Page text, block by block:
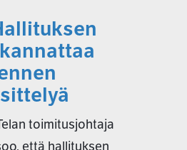
toimitusjohtaja
että hallituksen